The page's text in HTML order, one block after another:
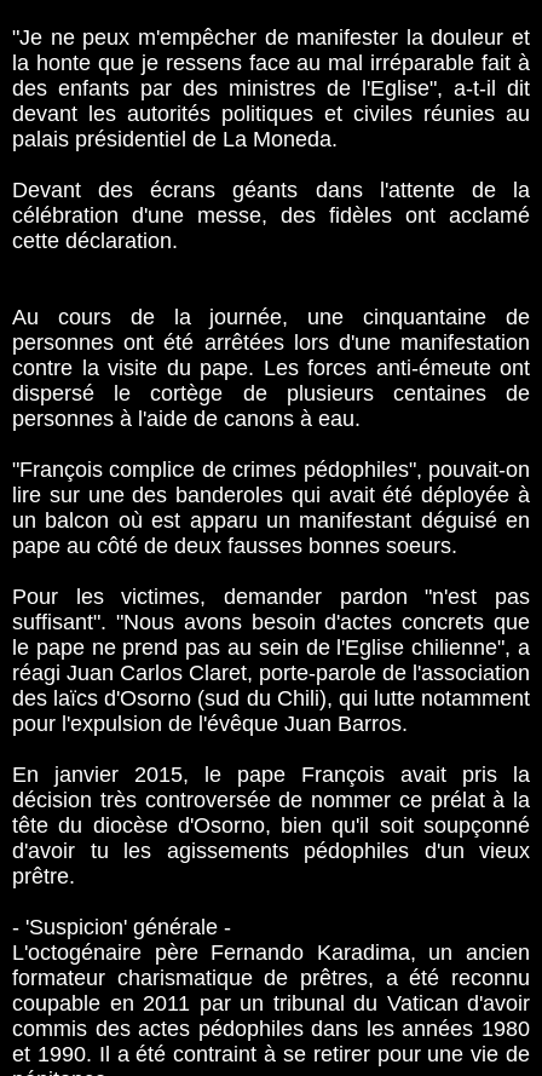
"Je ne peux m'empêcher de manifester la douleur et
la honte que je ressens face au mal irréparable fait à
des enfants par des ministres de l'Eglise", a-t-il dit
devant les autorités politiques et civiles réunies au
palais présidentiel de La Moneda.
Devant des écrans géants dans l'attente de la
célébration d'une messe, des fidèles ont acclamé
cette déclaration.
Au cours de la journée, une cinquantaine de
personnes ont été arrêtées lors d'une manifestation
contre la visite du pape. Les forces anti-émeute ont
dispersé le cortège de plusieurs centaines de
personnes à l'aide de canons à eau.
"François complice de crimes pédophiles", pouvait-on
lire sur une des banderoles qui avait été déployée à
un balcon où est apparu un manifestant déguisé en
pape au côté de deux fausses bonnes soeurs.
Pour les victimes, demander pardon "n'est pas
suffisant". "Nous avons besoin d'actes concrets que
le pape ne prend pas au sein de l'Eglise chilienne", a
réagi Juan Carlos Claret, porte-parole de l'association
des laïcs d'Osorno (sud du Chili), qui lutte notamment
pour l'expulsion de l'évêque Juan Barros.
En janvier 2015, le pape François avait pris la
décision très controversée de nommer ce prélat à la
tête du diocèse d'Osorno, bien qu'il soit soupçonné
d'avoir tu les agissements pédophiles d'un vieux
prêtre.
- 'Suspicion' générale -
L'octogénaire père Fernando Karadima, un ancien
formateur charismatique de prêtres, a été reconnu
coupable en 2011 par un tribunal du Vatican d'avoir
commis des actes pédophiles dans les années 1980
et 1990. Il a été contraint à se retirer pour une vie de